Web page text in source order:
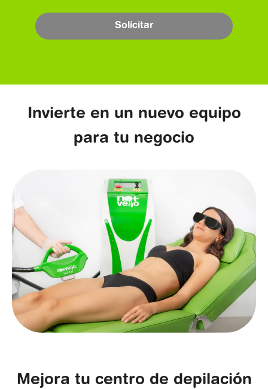
Solicitar
Invierte en un nuevo equipo
para tu negocio
Mejora tu centro de depilación